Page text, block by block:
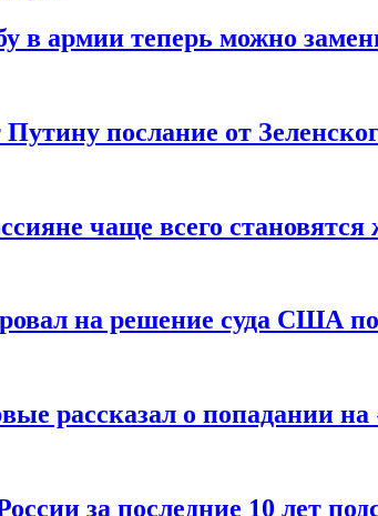
в армии теперь можно
послание от
чаще всего
на решение суда США
рассказал о попадании на
за последние 10 лет